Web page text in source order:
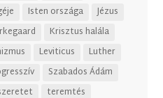
Isten országa
Jézus
Krisztus halála
Leviticus
Luther
Szabados Ádám
teremtés